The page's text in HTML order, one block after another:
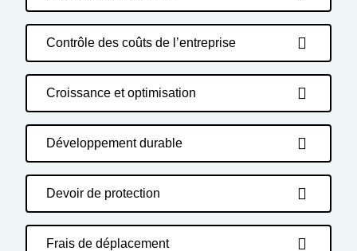
Contrôle des coûts de l’entreprise
Croissance et optimisation
Développement durable
Devoir de protection
Frais de déplacement